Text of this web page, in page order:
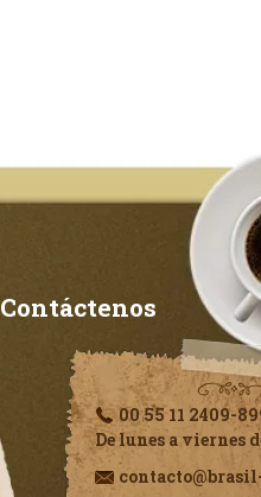
Contáctenos
00 55 11 2409-
De lunes a viernes